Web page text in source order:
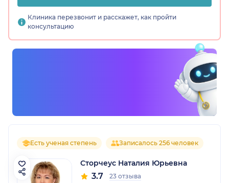
Клиника перезвонит и расскажет, как пройти
консультацию
Есть ученая степень Записалось 256 человек
Сторчеус Наталия Юрьевна
3.7 23 отзыва